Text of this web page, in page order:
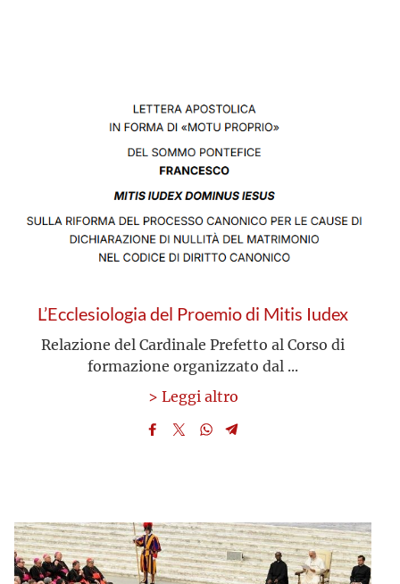
L’Ecclesiologia del Proemio di Mitis Iudex
Relazione del Cardinale Prefetto al Corso di
formazione organizzato dal ...
> Leggi altro